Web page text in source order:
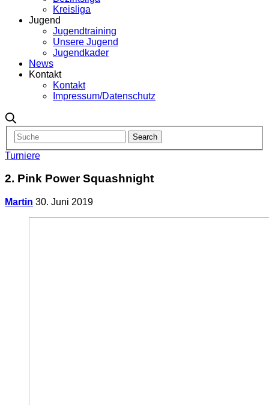
Kreisliga
Jugend
Jugendtraining
Unsere Jugend
Jugendkader
News
Kontakt
Kontakt
Impressum/Datenschutz
Turniere
2. Pink Power Squashnight
Martin 30. Juni 2019